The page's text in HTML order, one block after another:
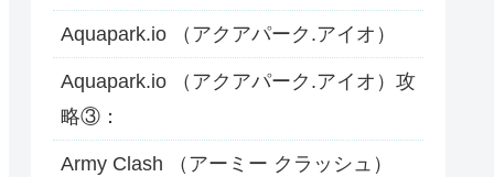
Aquapark.io （アクアパーク.アイオ）
Aquapark.io （アクアパーク.アイオ）攻
略③：
Army Clash （アーミー クラッシュ）